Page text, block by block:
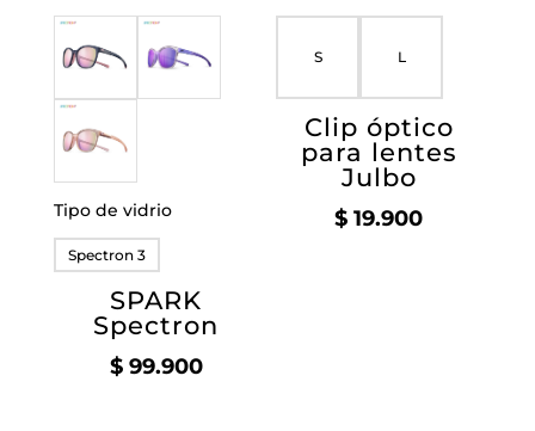
Tipo de vidrio
Spectron 3
SPARK
Spectron
$99.900
S L
Clip óptico
para lentes
Julbo
$ 19.900